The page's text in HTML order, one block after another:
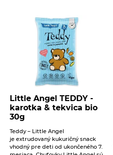
Little Angel TEDDY -
karotka & tekvica bio
30g
Teddy – Little Angel
je extrudovaný kukuričný snack
vhodný pre deti od ukončeného 7.